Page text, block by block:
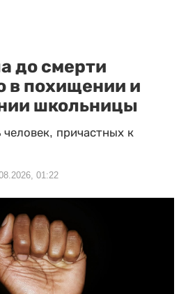
до смерти
в похищении и
школьницы
причастных к
01:22